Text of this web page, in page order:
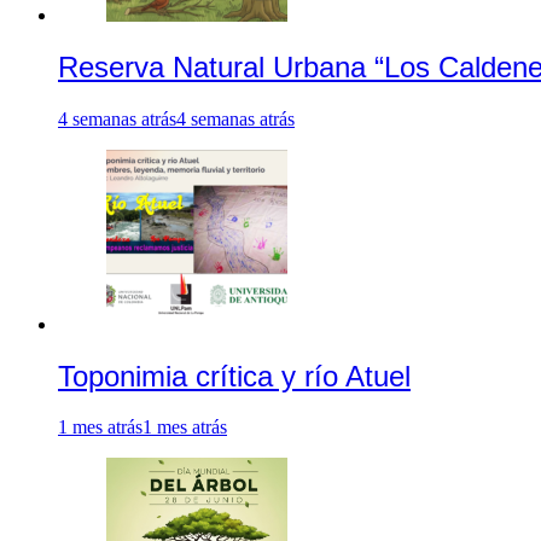
Reserva Natural Urbana “Los
4 semanas atrás4 semanas atrás
Toponimia crítica y río Atuel
1 mes atrás1 mes atrás